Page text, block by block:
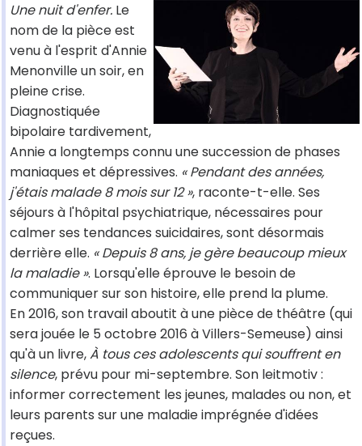
Une nuit d'enfer. Le
nom de la pièce est
venu à l'esprit d'Annie
Menonville un soir, en
pleine crise.
Diagnostiquée
bipolaire tardivement,
Annie a longtemps connu une succession de phases
maniaques et dépressives. « Pendant des années,
j'étais malade 8 mois sur 12 », raconte-t-elle. Ses
séjours à l'hôpital psychiatrique, nécessaires pour
calmer ses tendances suicidaires, sont désormais
derrière elle. « Depuis 8 ans, je gère beaucoup mieux
la maladie ». Lorsqu'elle éprouve le besoin de
communiquer sur son histoire, elle prend la plume.
En 2016, son travail aboutit à une pièce de théâtre (qui
sera jouée le 5 octobre 2016 à Villers-Semeuse) ainsi
qu'à un livre,À tous ces adolescents qui souffrent en
silence, prévu pour mi-septembre. Son leitmotiv :
informer correctement les jeunes, malades ou non, et
leurs parents sur une maladie imprégnée d'idées
reçues.